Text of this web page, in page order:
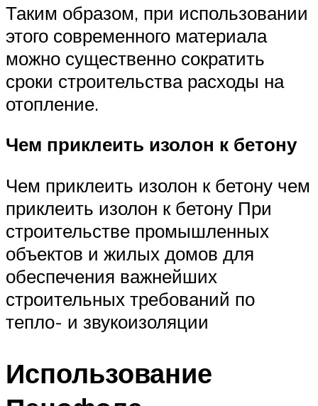
Таким образом, при использовании
этого современного материала
можно существенно сократить
сроки строительства расходы на
отопление.
Чем приклеить изолон к бетону
Чем приклеить изолон к бетону чем
приклеить изолон к бетону При
строительстве промышленных
объектов и жилых домов для
обеспечения важнейших
строительных требований по
тепло- и звукоизоляции
Использование